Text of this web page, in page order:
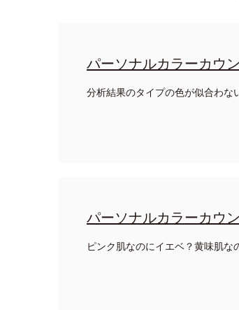
パーソナルカラーカウ
分析結果のタイプの色が似合わな
パーソナルカラーカウ
ピンク肌なのにイエベ？黄味肌な